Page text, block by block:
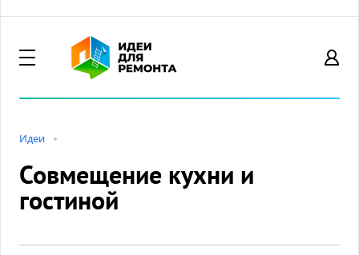
Идеи
Совмещение кухни и
гостиной